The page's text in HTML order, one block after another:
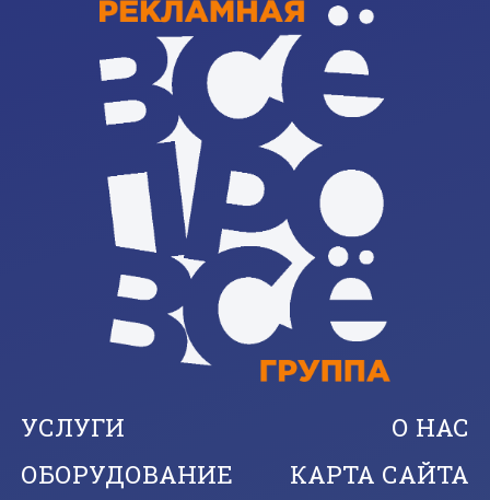
УСЛУГИ
ОБОРУДОВАНИЕ
О НАС
КАРТА САЙТА